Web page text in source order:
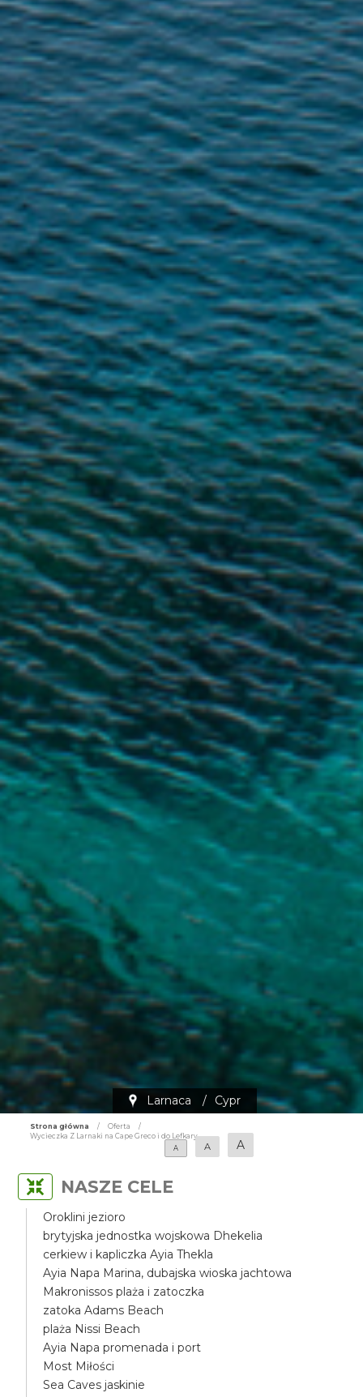
Larnaca / Cypr
Strona główna / Oferta
/
Wycieczka Z Larnaki na Cape Greco i do Lefkary
A
A A
NASZE CELE
Oroklini jezioro
brytyjska jednostka wojskowa Dhekelia
cerkiew i kapliczka Ayia Thekla
Ayia Napa Marina, dubajska wioska jachtowa
Makronissos plaża i zatoczka
zatoka Adams Beach
plaża Nissi Beach
Ayia Napa promenada i port
Most Miłości
Sea Caves jaskinie